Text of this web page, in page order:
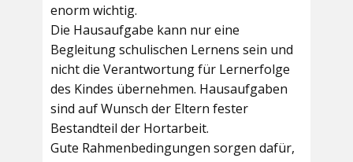
enorm wichtig.
Die Hausaufgabe kann nur eine
Begleitung schulischen Lernens sein und
nicht die Verantwortung für Lernerfolge
des Kindes übernehmen. Hausaufgaben
sind auf Wunsch der Eltern fester
Bestandteil der Hortarbeit.
Gute Rahmenbedingungen sorgen dafür,